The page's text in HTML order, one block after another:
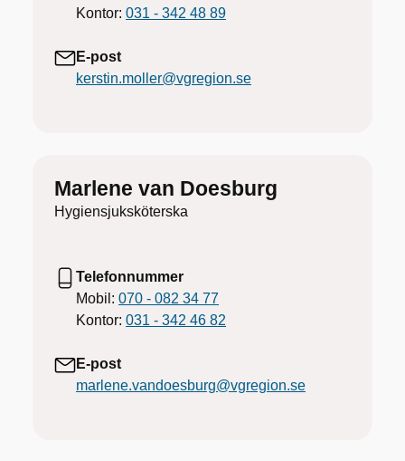
Kontor: 031 - 342 48 89
E-post
kerstin.moller@vgregion.se
Marlene van Doesburg
Hygiensjuksköterska
Telefonnummer
Mobil: 070 - 082 34 77
Kontor: 031 - 342 46 82
E-post
marlene.vandoesburg@vgregion.se